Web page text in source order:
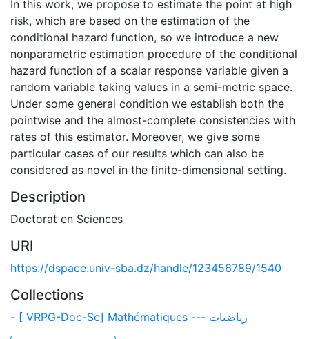
In this work, we propose to estimate the point at high
risk, which are based on the estimation of the
conditional hazard function, so we introduce a new
nonparametric estimation procedure of the conditional
hazard function of a scalar response variable given a
random variable taking values in a semi-metric space.
Under some general condition we establish both the
pointwise and the almost-complete consistencies with
rates of this estimator. Moreover, we give some
particular cases of our results which can also be
considered as novel in the finite-dimensional setting.
Description
Doctorat en Sciences
URI
https://dspace.univ-sba.dz/handle/123456789/1540
Collections
- [ VRPG-Doc-Sc] Mathématiques --- رياضيات